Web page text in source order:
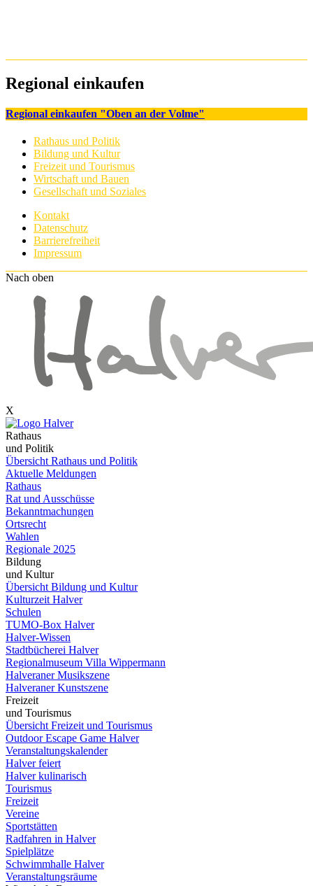
Regional einkaufen
Regional einkaufen "Oben an der Volme"
Rathaus und Politik
Bildung und Kultur
Freizeit und Tourismus
Wirtschaft und Bauen
Gesellschaft und Soziales
Kontakt
Datenschutz
Barrierefreiheit
Impressum
Nach oben
X
Rathaus
und Politik
Übersicht Rathaus und Politik
Aktuelle Meldungen
Rathaus
Rat und Ausschüsse
Bekanntmachungen
Ortsrecht
Wahlen
Regionale 2025
Bildung
und Kultur
Übersicht Bildung und Kultur
Kulturzeit Halver
Schulen
TUMO-Box Halver
Halver-Wissen
Stadtbücherei Halver
Regionalmuseum Villa Wippermann
Halveraner Musikszene
Halveraner Kunstszene
Freizeit
und Tourismus
Übersicht Freizeit und Tourismus
Outdoor Escape Game Halver
Veranstaltungskalender
Halver feiert
Halver kulinarisch
Tourismus
Freizeit
Vereine
Sportstätten
Radfahren in Halver
Spielplätze
Schwimmhalle Halver
Veranstaltungsräume